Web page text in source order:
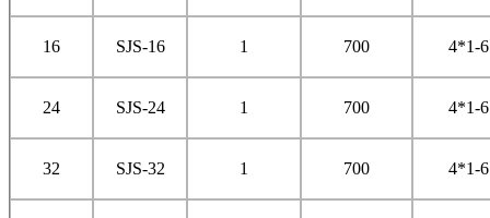
16 SJS-16 1 700 4*1-
24 SJS-24 1 700 4*1-
32 SJS-32 1 700 4*1-